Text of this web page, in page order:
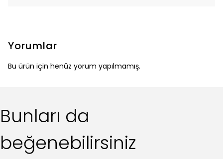
Yorumlar
Bu ürün için henüz yorum yapılmamış.
Bunları da
beğenebilirsiniz